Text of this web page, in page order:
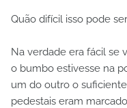
Quão difícil isso pode
Na verdade era fácil se
o bumbo estivesse na
um do outro o
pedestais eram